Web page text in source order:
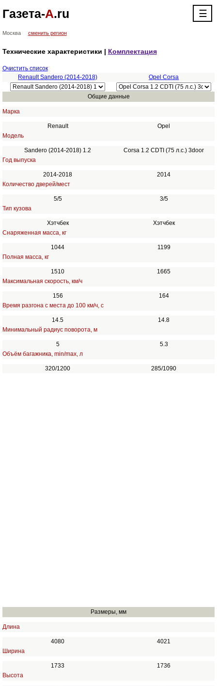
Газета-А.ru ☰
Москва сменить регион
Технические характеристики | Комплектация
Очистить список
Renault Sandero (2014-2018)
Opel Corsa
Общие данные
Марка
Renault
Opel
Модель
Sandero (2014-2018) 1.2
Corsa 1.2 CDTI (75 л.с.) 3door
Год выпуска
2014-2018
2014
Количество дверей/мест
5/5
3/5
Тип кузова
Хэтчбек
Хэтчбек
Снаряженная масса, кг
1044
1199
Полная масса, кг
1510
1665
Максимальная скорость, км/ч
156
164
Время разгона с места до 100 км/ч, с
14.5
14.8
Минимальный радиус поворота, м
5
5.3
Объём багажника, min/max, л
320/1200 285/1090
Размеры, мм
Длина
4080
4021
Ширина
1733
1736
Высота